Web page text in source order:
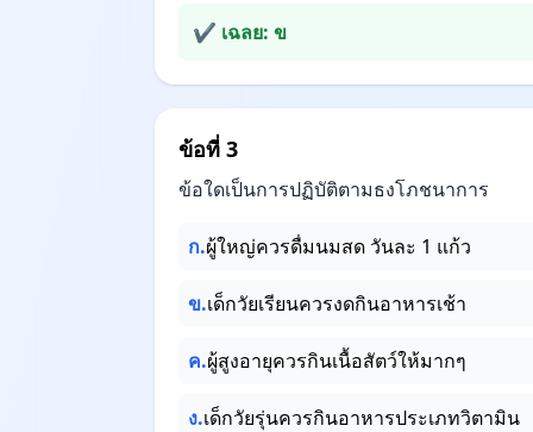
✔ เฉลย: ข
ข้อที่ 3
ข้อใดเป็นการปฏิบัติตามธงโภชนาการ
ก.ผู้ใหญ่ควรดื่มนมสด วันละ 1 แก้ว
ข.เด็กวัยเรียนควรงดกินอาหารเช้า
ค.ผู้สูงอายุควรกินเนื้อสัตว์ให้มากๆ
ง.เด็กวัยรุ่นควรกินอาหารประเภทวิตามิน